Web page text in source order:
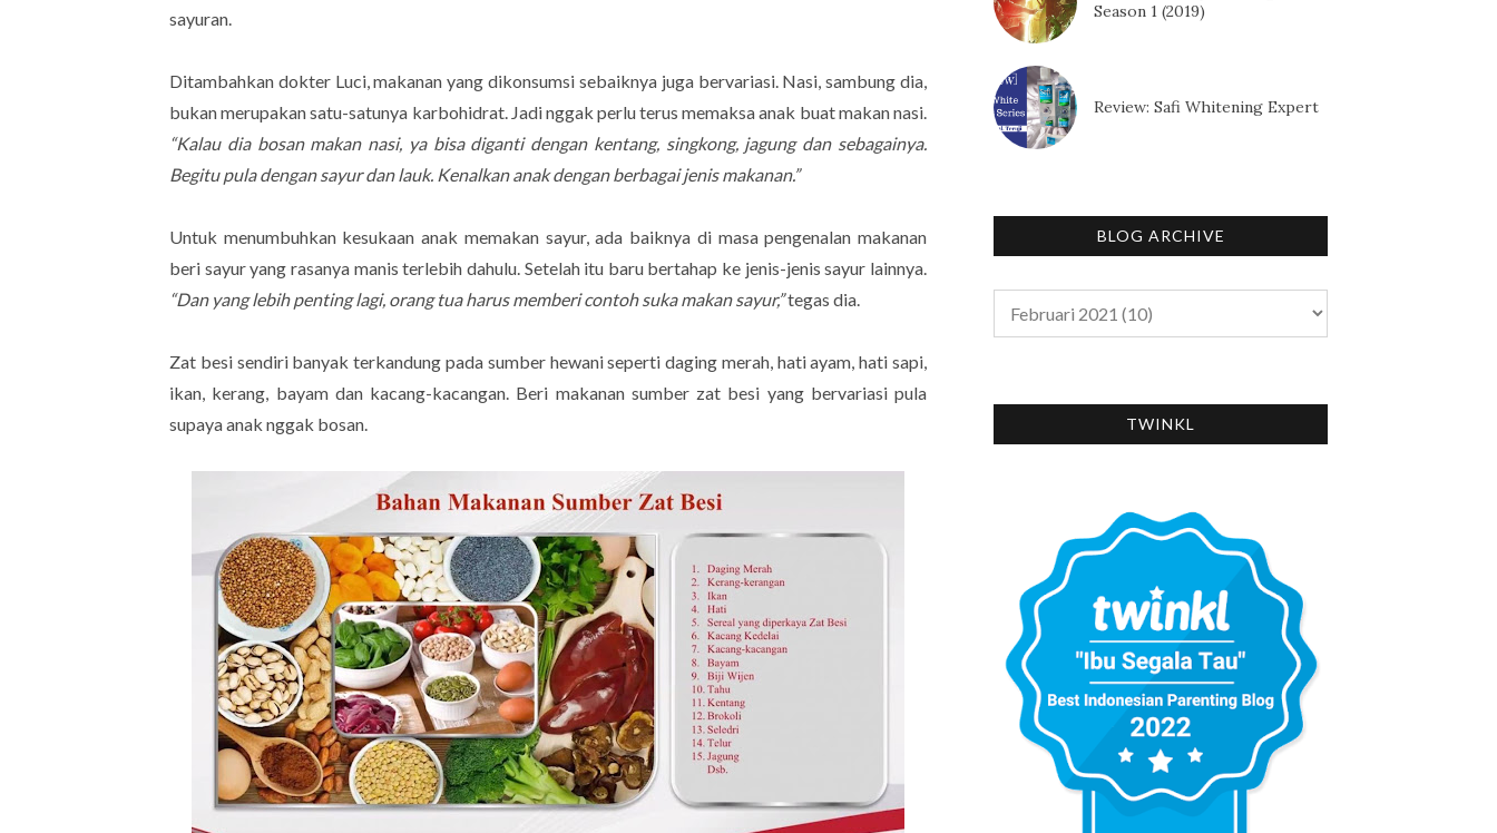
sayuran.
Ditambahkan dokter Luci, makanan yang dikonsumsi sebaiknya juga bervariasi. Nasi, sambung dia,
bukan merupakan satu-satunya karbohidrat. Jadi nggak perlu terus memaksa anak buat makan nasi.
“Kalau dia bosan makan nasi, ya bisa diganti dengan kentang, singkong, jagung dan sebagainya.
Begitu pula dengan sayur dan lauk. Kenalkan anak dengan berbagai jenis makanan.”
Untuk menumbuhkan kesukaan anak memakan sayur, ada baiknya di masa pengenalan makanan
beri sayur yang rasanya manis terlebih dahulu. Setelah itu baru bertahap ke jenis-jenis sayur lainnya.
“Dan yang lebih penting lagi, orang tua harus memberi contoh suka makan sayur,”tegas dia.
Zat besi sendiri banyak terkandung pada sumber hewani seperti daging merah, hati ayam, hati sapi,
ikan, kerang, bayam dan kacang-kacangan. Beri makanan sumber zat besi yang bervariasi pula
supaya anak nggak bosan.
Season 1 (2019)
Review: Safi Whitening Expert
BLOG ARCHIVE
TWINKL